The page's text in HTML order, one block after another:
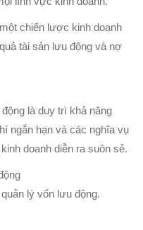
chiến lược kinh doanh
tài sản lưu động và nợ
là duy trì khả năng
ngắn hạn và các nghĩa vụ
doanh diễn ra suôn sẻ.
lý vốn lưu động.